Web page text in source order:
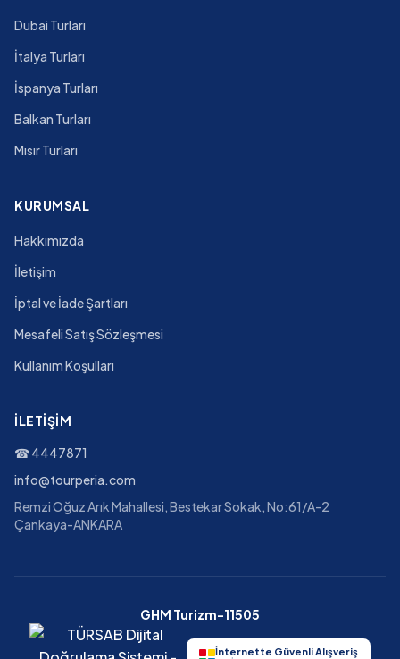
Dubai Turları
İtalya Turları
İspanya Turları
Balkan Turları
Mısır Turları
KURUMSAL
Hakkımızda
İletişim
İptal ve İade Şartları
Mesafeli Satış Sözleşmesi
Kullanım Koşulları
İLETIŞIM
☎4447871
info@tourperia.com
Remzi Oğuz Arık Mahallesi, Bestekar Sokak, No:61/A-2
Çankaya-ANKARA
GHM Turizm-11505
İnternette Güvenli Alışveriş